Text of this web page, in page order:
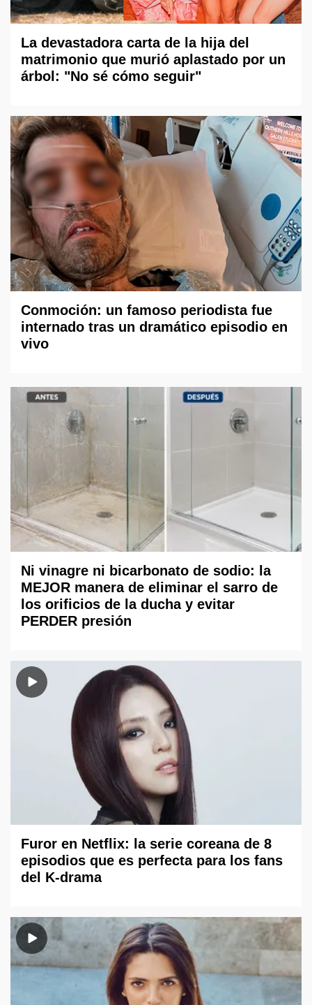
La devastadora carta de la hija del
matrimonio que murió aplastado por un
árbol: "No sé cómo seguir"
Conmoción: un famoso periodista fue
internado tras un dramático episodio en
vivo
Ni vinagre ni bicarbonato de sodio: la
MEJOR manera de eliminar el sarro de
los orificios de la ducha y evitar
PERDER presión
Furor en Netflix: la serie coreana de 8
episodios que es perfecta para los fans
del K-drama